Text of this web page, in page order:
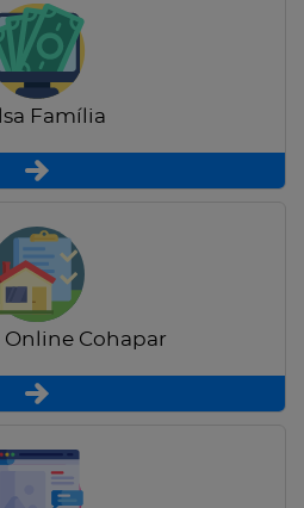
Família
Online Cohapar